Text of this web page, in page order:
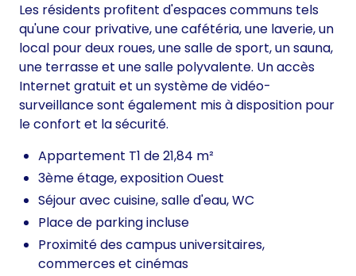
Les résidents profitent d'espaces communs tels
qu'une cour privative, une cafétéria, une laverie, un
local pour deux roues, une salle de sport, un sauna,
une terrasse et une salle polyvalente. Un accès
Internet gratuit et un système de vidéo-
surveillance sont également mis à disposition pour
le confort et la sécurité.
Appartement T1 de 21,84 m²
3ème étage, exposition Ouest
Séjour avec cuisine, salle d'eau, WC
Place de parking incluse
Proximité des campus universitaires,
commerces et cinémas